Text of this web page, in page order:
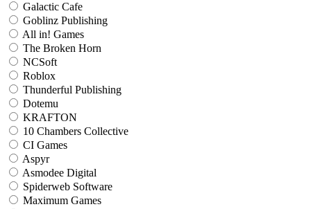
Galactic Cafe
Goblinz Publishing
All in! Games
The Broken Horn
NCSoft
Roblox
Thunderful Publishing
Dotemu
KRAFTON
10 Chambers Collective
CI Games
Aspyr
Asmodee Digital
Spiderweb Software
Maximum Games